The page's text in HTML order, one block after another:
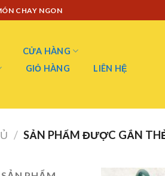
CHAY NGON
CỬA HÀNG
GIỎ HÀNG LIÊN HỆ
/ SẢN PHẨM ĐƯỢC GẮN